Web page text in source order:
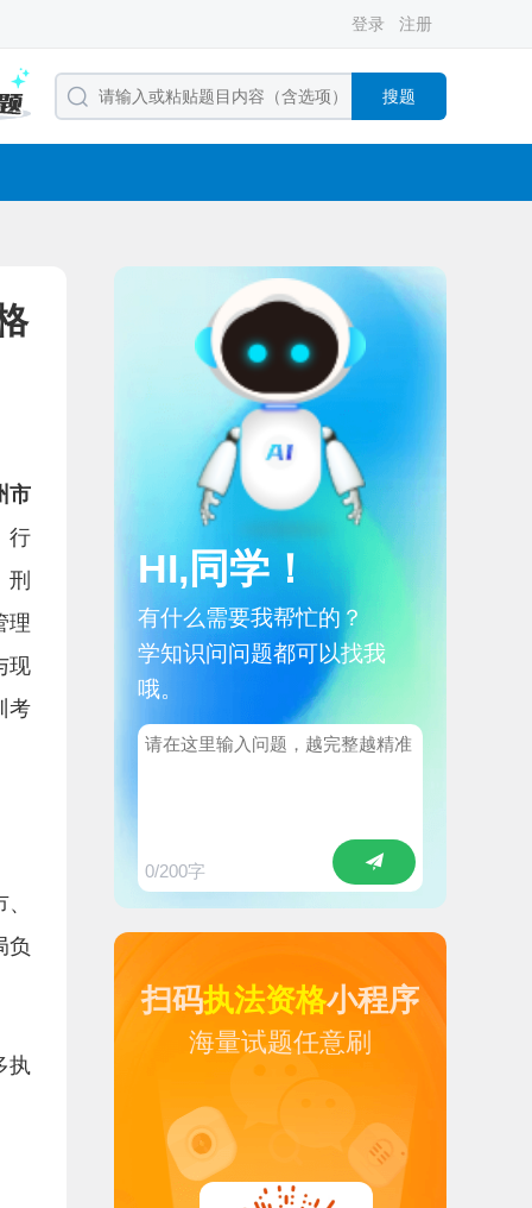
登录 注册
搜题
市
行
刑
理
现
考
负
执
HI,同学！
有什么需要我帮忙的？
学知识问问题都可以找我
哦。
0/200字
扫码执法资格小程序
海量试题任意刷